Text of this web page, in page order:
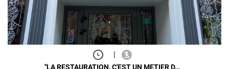
|
"LA RESTAURATION, C'EST UN METIER D…